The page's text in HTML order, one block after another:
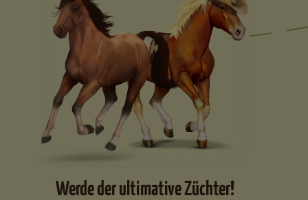
Werde der ultimative Züchter!